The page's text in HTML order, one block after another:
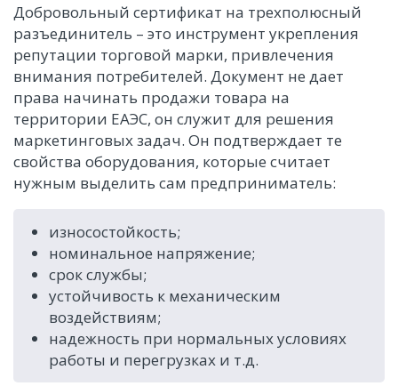
Добровольный сертификат на трехполюсный
разъединитель – это инструмент укрепления
репутации торговой марки, привлечения
внимания потребителей. Документ не дает
права начинать продажи товара на
территории ЕАЭС, он служит для решения
маркетинговых задач. Он подтверждает те
свойства оборудования, которые считает
нужным выделить сам предприниматель:
износостойкость;
номинальное напряжение;
срок службы;
устойчивость к механическим
воздействиям;
надежность при нормальных условиях
работы и перегрузках и т.д.